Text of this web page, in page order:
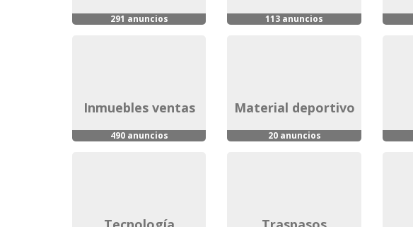
291 anuncios 113 anuncios
inmuebles ventas
490 anuncios
material deportivo
20 anuncios